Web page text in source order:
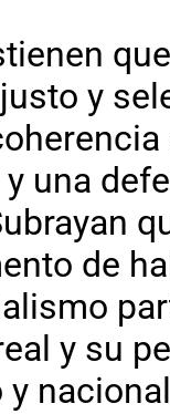
y
una
de
y su